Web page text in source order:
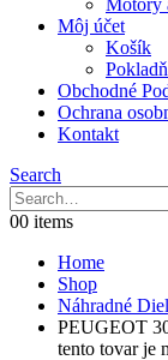
Motory
Môj účet
Košík
Obchodné
Ochrana
Kontakt
Search
00 items
Home
Shop
Náhradné
PEUGEOT
tento tovar je